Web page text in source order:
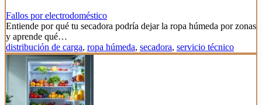
Fallos por electrodoméstico
Entiende por qué tu secadora podría dejar la ropa húmeda por zonas
y aprende qué…
distribución de carga, ropa húmeda, secadora, servicio técnico